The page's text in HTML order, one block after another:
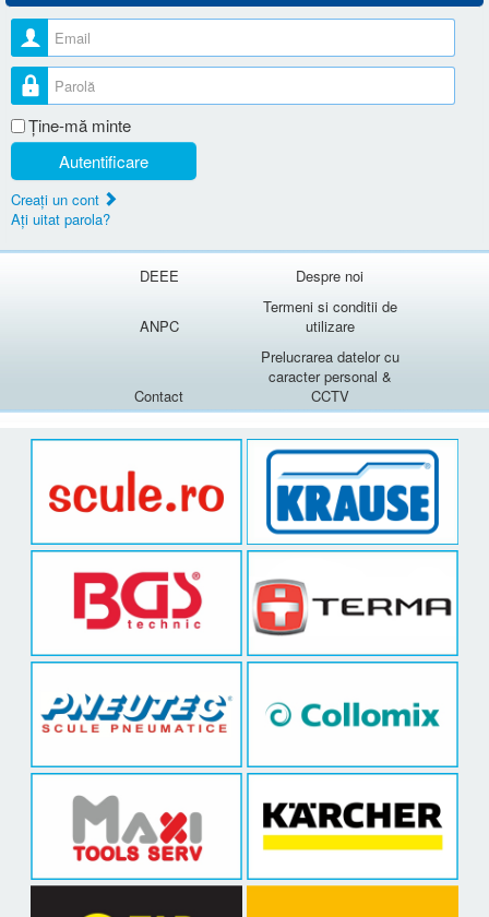
Nume utilizator
Parolă
Ţine-mă minte
Autentificare
Creaţi un cont
Aţi uitat parola?
DEEE Despre noi
ANPC
Termeni si conditii de
utilizare
Contact
Prelucrarea datelor cu
caracter personal &
CCTV